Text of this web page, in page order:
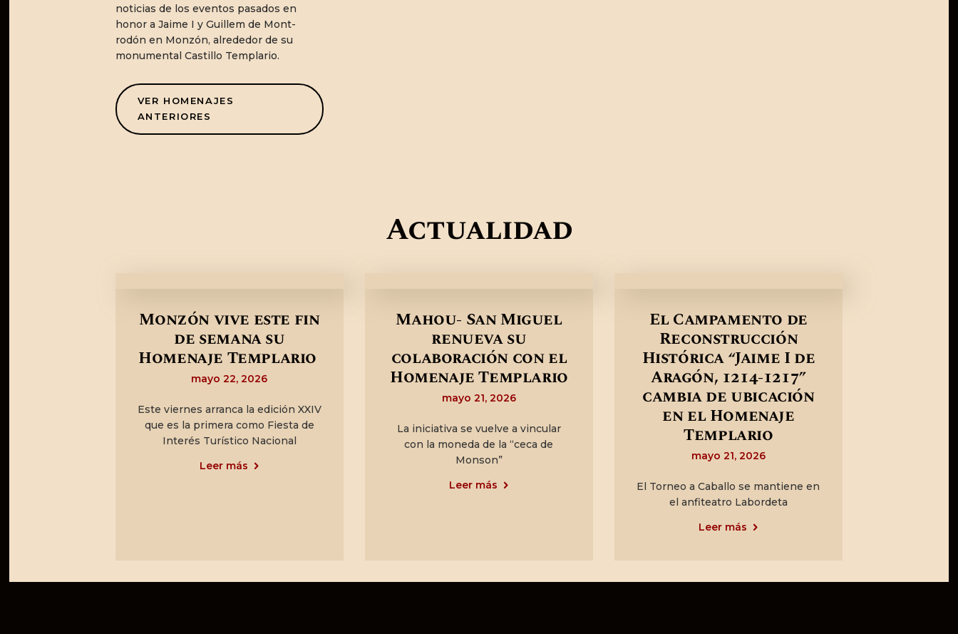
noticias de los eventos pasados en
honor a Jaime I y Guillem de Mont-
rodón en Monzón, alrededor de su
monumental Castillo Templario.
VER HOMENAJES
ANTERIORES
Actualidad
Monzón vive este fin
de semana su
Homenaje Templario
mayo 22, 2026
Este viernes arranca la edición XXIV
que es la primera como Fiesta de
Interés Turístico Nacional
Leer más
Mahou- San Miguel
renueva su
colaboración con el
Homenaje Templario
mayo 21, 2026
La iniciativa se vuelve a vincular
con la moneda de la “ceca de
Monson”
Leer más
El Campamento de
Reconstrucción
Histórica “Jaime I de
Aragón, 1214-1217”
cambia de ubicación
en el Homenaje
Templario
mayo 21, 2026
El Torneo a Caballo se mantiene en
el anfiteatro Labordeta
Leer más